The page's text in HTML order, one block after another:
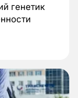
генетик